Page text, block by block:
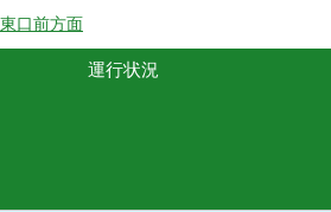
口前方面
運行状況